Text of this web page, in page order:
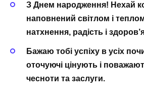
З Днем народження! Нехай
наповнений світлом і
натхнення, радість і
Бажаю тобі успіху в усіх
оточуючі цінують і
чесноти та заслуги.